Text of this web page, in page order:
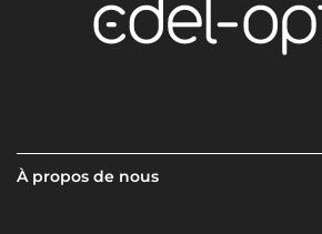
À propos de nous